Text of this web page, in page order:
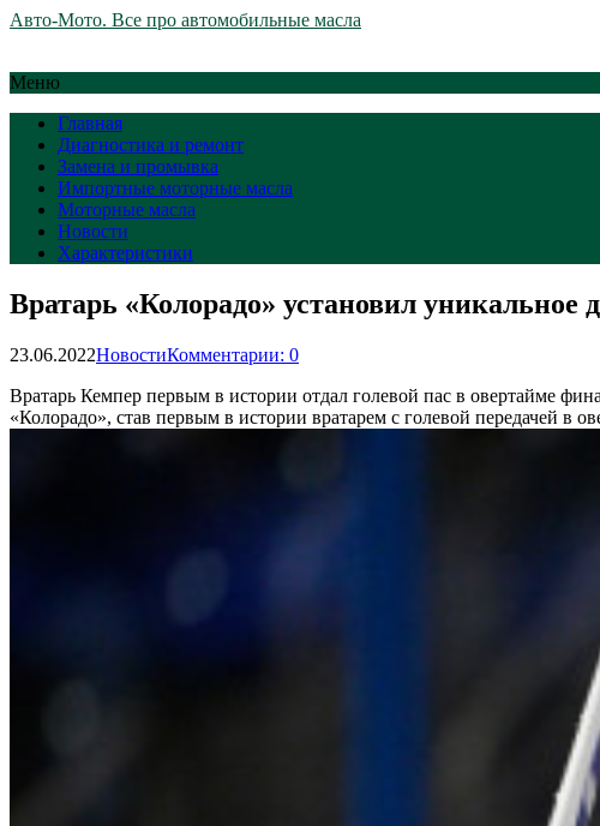
Авто-Мото. Все про автомобильные масла
Меню
Главная
Диагностика и ремонт
Замена и промывка
Импортные моторные масла
Моторные масла
Новости
Характеристики
Вратарь «Колорадо» установил
23.06.2022НовостиКомментарии: 0
Вратарь Кемпер первым в истории отдал голевой пас в овертайме
«Колорадо», став первым в истории вратарем с голевой передачей